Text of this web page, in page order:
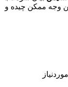
وجه ممکن چیده و